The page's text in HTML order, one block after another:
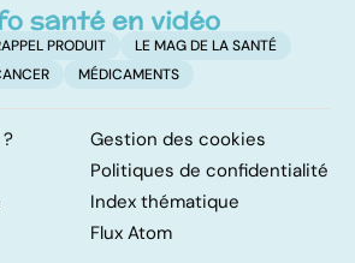
PRODUIT
LE MAG DE LA SANTÉ
MÉDICAMENTS
Gestion des cookies
Politiques de confidentialité
Index thématique
Flux Atom